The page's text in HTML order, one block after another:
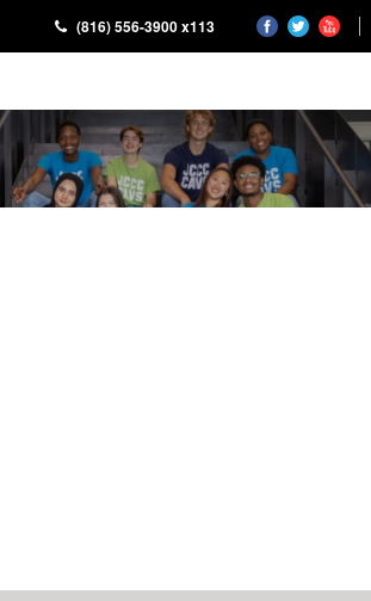
(816) 556-3900 x113